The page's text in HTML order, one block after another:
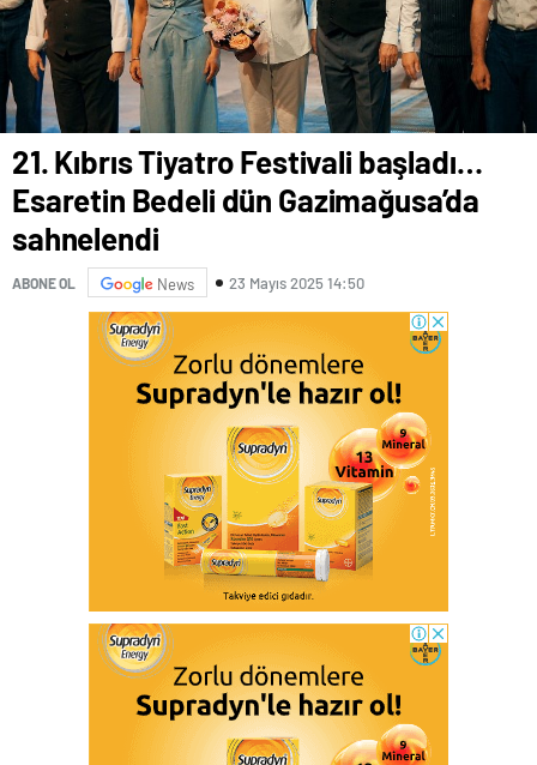
21. Kıbrıs Tiyatro Festivali başladı…
Esaretin Bedeli dün Gazimağusa’da
sahnelendi
ABONE OL News 23 Mayıs 2025 14:50